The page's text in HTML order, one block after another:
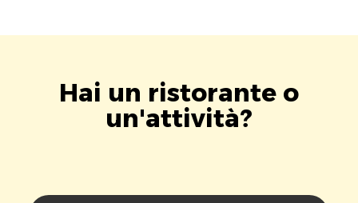
Hai un ristorante o
un'attività?